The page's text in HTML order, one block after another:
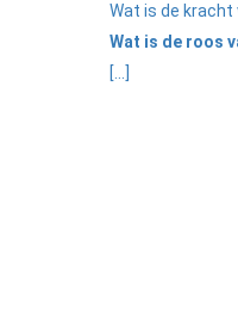
Wat is de
Wat is de roos
[...]